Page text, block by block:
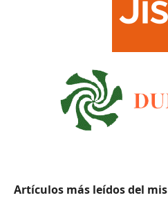
Artículos más leídos del